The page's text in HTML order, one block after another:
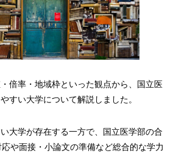
倍率・地域枠といった観点から、国立医
すい大学について解説しました。
大学が存在する一方で、国立医学部の合
や面接・小論文の準備など総合的な学力